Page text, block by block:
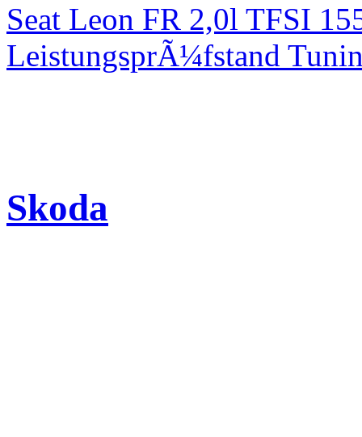
Seat Leon FR 2,0l TFSI
LeistungsprÃ¼fstand
Skoda